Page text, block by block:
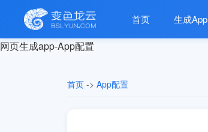
首页 生成App
网页生成app-App配置
首页 -> App配置